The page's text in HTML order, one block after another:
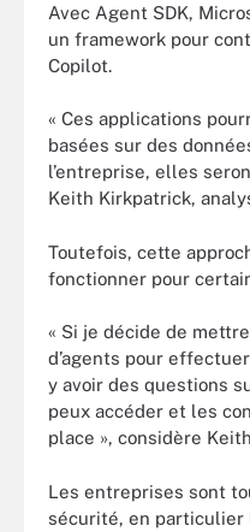
Avec Agent SDK,
un framework pour
Copilot.
« Ces applications
basées sur des
l’entreprise, elles
Keith Kirkpatrick,
Toutefois, cette
fonctionner pour
« Si je décide de
d’agents pour
y avoir des questions
peux accéder et les
place », considère
Les entreprises sont
sécurité, en particulier